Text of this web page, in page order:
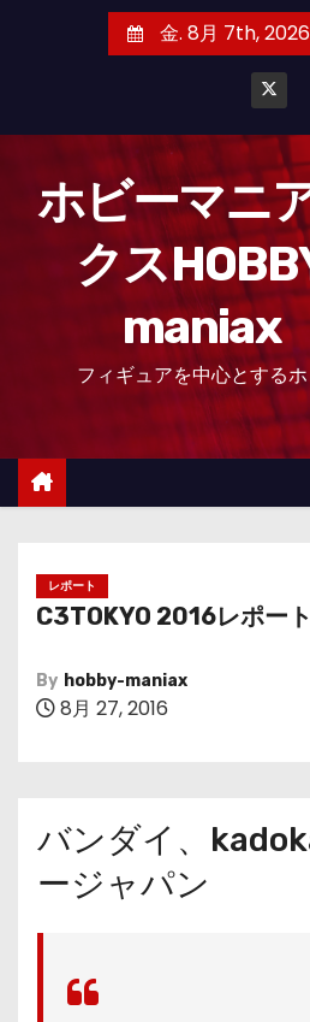
金. 8月 7th, 2026
ホビーマニ
クス
maniax
フィギュアを中心とする
レポート
C3TOKYO 2016レポート
By hobby-maniax
8月 27, 2016
バンダイ、
ージャパン